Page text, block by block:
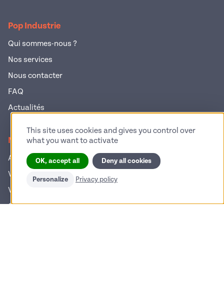
Pop Industrie
Qui sommes-nous ?
Nos services
Nous contacter
FAQ
Actualités
Nos services
Annuaire des fournisseurs
Votre projet d’achat
Vendez vos produits
Guide d’achat
This site uses cookies and gives you control over
what you want to activate
OK, accept all Deny all cookies
Personalize Privacy policy